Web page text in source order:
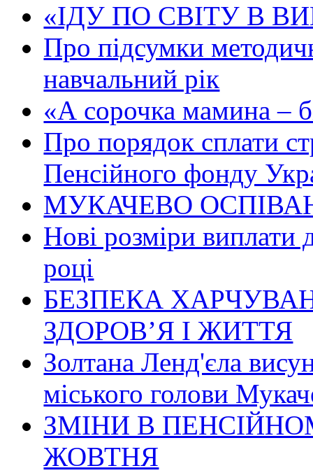
«ІДУ ПО СВІТУ В
Про підсумки
навчальний рік
«А сорочка мамина –
Про порядок сплати
Пенсійного фонду
МУКАЧЕВО
Нові розміри виплати
році
БЕЗПЕКА
ЗДОРОВ’Я І ЖИТТЯ
Золтана Ленд'єла
міського голови
ЗМІНИ В
ЖОВТНЯ